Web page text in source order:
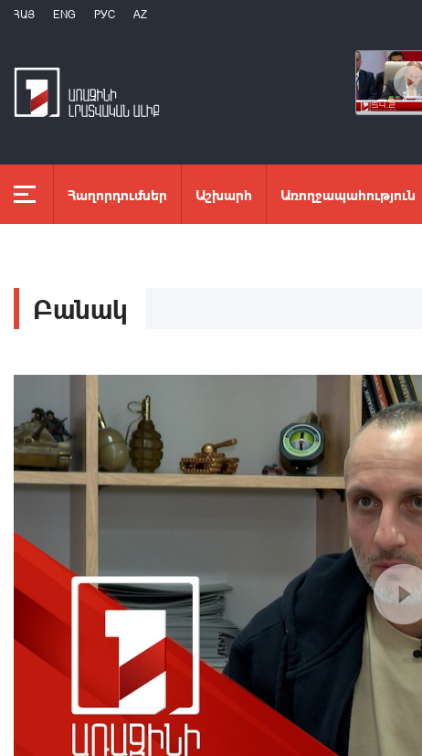
ՀԱՅ ENG РУС AZ
Հաղորդումներ Աշխարհ Առողջապահություն
Բանակ